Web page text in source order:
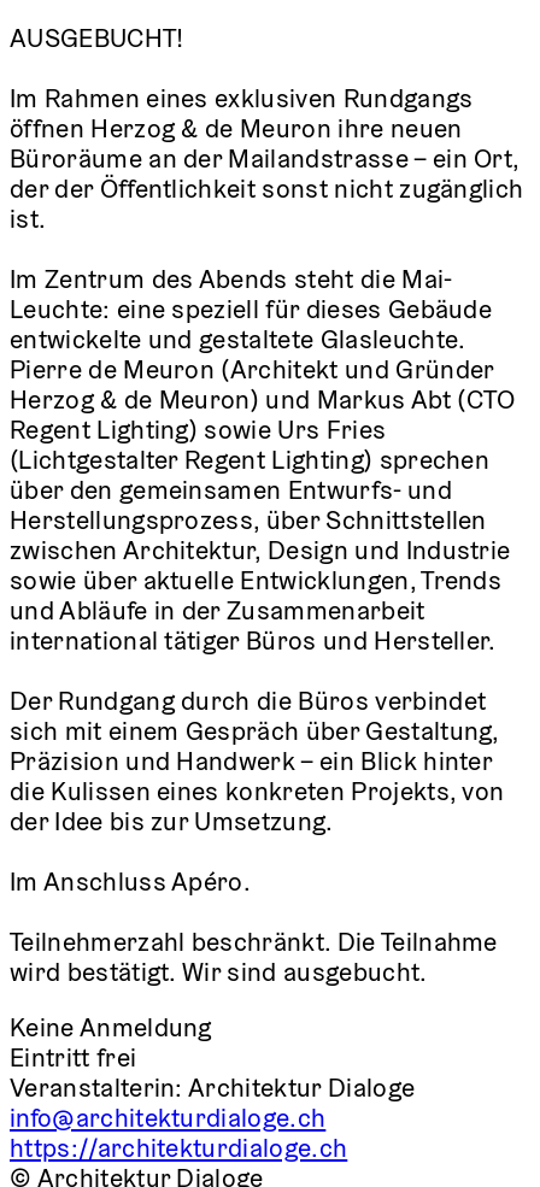
AUSGEBUCHT!
Im Rahmen eines exklusiven Rundgangs
öffnen Herzog & de Meuron ihre neuen
Büroräume an der Mailandstrasse – ein Ort,
der der Öffentlichkeit sonst nicht zugänglich
ist.
Im Zentrum des Abends steht die Mai-
Leuchte: eine speziell für dieses Gebäude
entwickelte und gestaltete Glasleuchte.
Pierre de Meuron (Architekt und Gründer
Herzog & de Meuron) und Markus Abt (CTO
Regent Lighting) sowie Urs Fries
(Lichtgestalter Regent Lighting) sprechen
über den gemeinsamen Entwurfs- und
Herstellungsprozess, über Schnittstellen
zwischen Architektur, Design und Industrie
sowie über aktuelle Entwicklungen, Trends
und Abläufe in der Zusammenarbeit
international tätiger Büros und Hersteller.
Der Rundgang durch die Büros verbindet
sich mit einem Gespräch über Gestaltung,
Präzision und Handwerk – ein Blick hinter
die Kulissen eines konkreten Projekts, von
der Idee bis zur Umsetzung.
Im Anschluss Apéro.
Teilnehmerzahl beschränkt. Die Teilnahme
wird bestätigt. Wir sind ausgebucht.
Keine Anmeldung
Eintritt frei
Veranstalterin: Architektur Dialoge
info@architekturdialoge.ch
https://architekturdialoge.ch
© Architektur Dialoge